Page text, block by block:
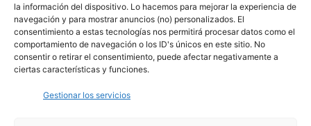
la información del dispositivo. Lo hacemos para mejorar la experiencia de
navegación y para mostrar anuncios (no) personalizados. El
consentimiento a estas tecnologías nos permitirá procesar datos como el
comportamiento de navegación o los ID's únicos en este sitio. No
consentir o retirar el consentimiento, puede afectar negativamente a
ciertas características y funciones.
Gestionar los servicios